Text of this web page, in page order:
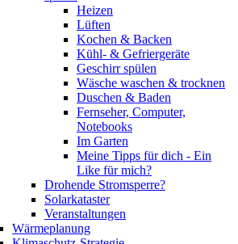
Heizen
Lüften
Kochen & Backen
Kühl- & Gefriergeräte
Geschirr spülen
Wäsche waschen & trocknen
Duschen & Baden
Fernseher, Computer,
Notebooks
Im Garten
Meine Tipps für dich - Ein
Like für mich?
Drohende Stromsperre?
Solarkataster
Veranstaltungen
Wärmeplanung